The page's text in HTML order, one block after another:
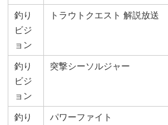
釣り
ビジ
ョン
トラウトクエスト 解説放送
釣り
ビジ
ョン
突撃シーソルジャー
釣り
パワーファイト